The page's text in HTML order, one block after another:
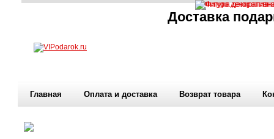
Доставка
Главная Оплата и доставка Возврат товара